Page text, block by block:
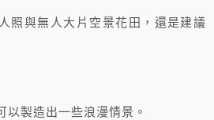
照與無人大片空景花田，還是建議
以製造出一些浪漫情景。